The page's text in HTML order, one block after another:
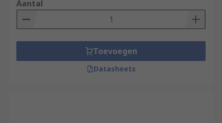
Aantal
Toevoegen
Datasheets